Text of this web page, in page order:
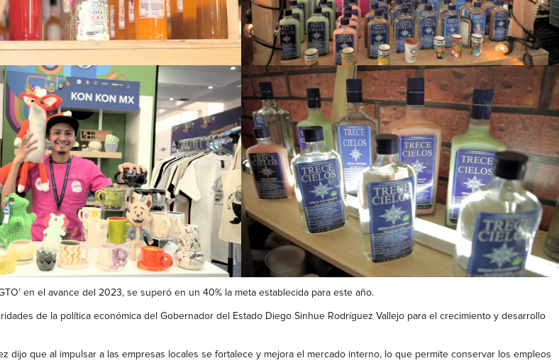
en el avance del 2023, se superó en un 40% la meta establecida para este año.
de la política económica del Gobernador del Estado Diego Sinhue Rodríguez Vallejo para el crecimiento y desarrollo
dijo que al impulsar a las empresas locales se fortalece y mejora el mercado interno, lo que permite conservar los empleos